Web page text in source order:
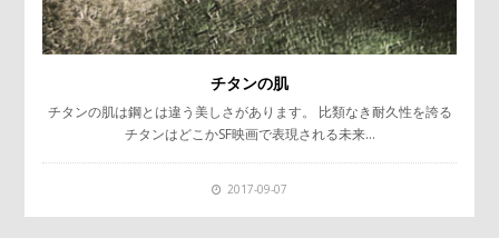
チタンの肌
チタンの肌は鋼とは違う美しさがあります。 比類なき耐久性を誇る
チタンはどこかSF映画で表現される未来…
2017-09-07